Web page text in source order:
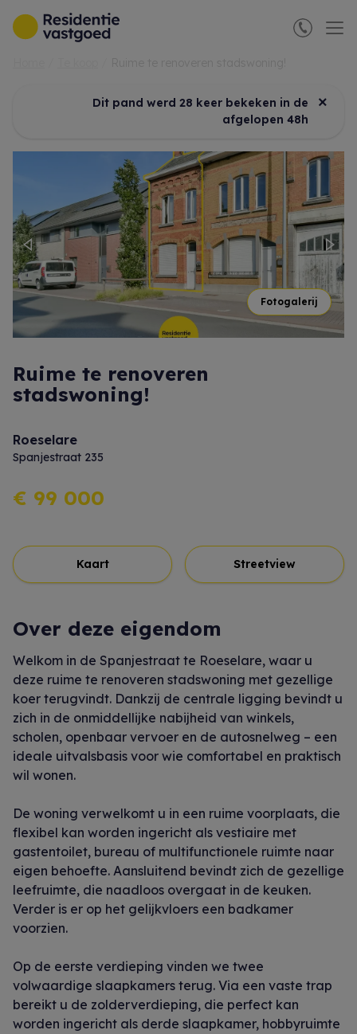
Menu overslaan en naar de inhoud gaan
Dit pand werd 28 keer bekeken in de
afgelopen 48h
×
Previous
Fotogalerij
Ruime te renoveren
stadswoning!
Roeselare
Spanjestraat 235
€ 99 000
Kaart Streetview
Over deze eigendom
Welkom in de Spanjestraat te Roeselare, waar u
deze ruime te renoveren stadswoning met gezellige
koer terugvindt. Dankzij de centrale ligging bevindt u
zich in de onmiddellijke nabijheid van winkels,
scholen, openbaar vervoer en de autosnelweg – een
ideale uitvalsbasis voor wie comfortabel en praktisch
wil wonen.
De woning verwelkomt u in een ruime voorplaats, die
flexibel kan worden ingericht als vestiaire met
gastentoilet, bureau of multifunctionele ruimte naar
eigen behoefte. Aansluitend bevindt zich de gezellige
leefruimte, die naadloos overgaat in de keuken.
Verder is er op het gelijkvloers een badkamer
voorzien.
Op de eerste verdieping vinden we twee
volwaardige slaapkamers terug. Via een vaste trap
bereikt u de zolderverdieping, die perfect kan
worden ingericht als derde slaapkamer, hobbyruimte